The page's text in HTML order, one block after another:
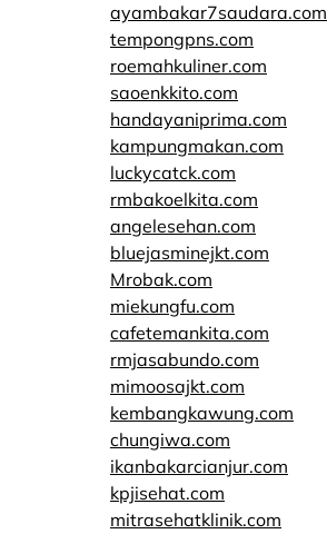
ayambakar7saudara.com
tempongpns.com
roemahkuliner.com
saoenkkito.com
handayaniprima.com
kampungmakan.com
luckycatck.com
rmbakoelkita.com
angelesehan.com
bluejasminejkt.com
Mrobak.com
miekungfu.com
cafetemankita.com
rmjasabundo.com
mimoosajkt.com
kembangkawung.com
chungiwa.com
ikanbakarcianjur.com
kpjisehat.com
mitrasehatklinik.com